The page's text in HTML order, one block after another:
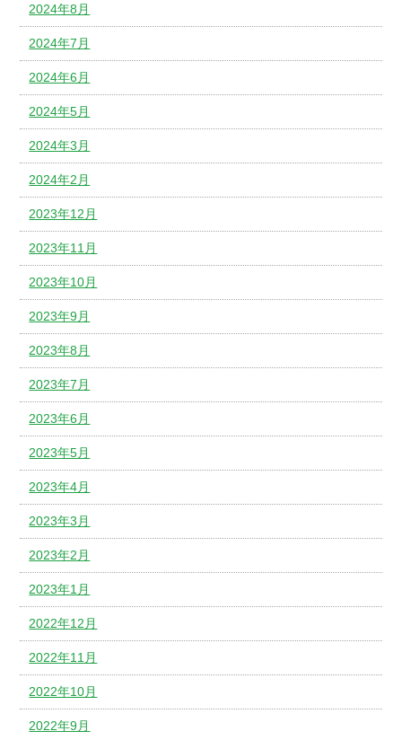
2024年8月
2024年7月
2024年6月
2024年5月
2024年3月
2024年2月
2023年12月
2023年11月
2023年10月
2023年9月
2023年8月
2023年7月
2023年6月
2023年5月
2023年4月
2023年3月
2023年2月
2023年1月
2022年12月
2022年11月
2022年10月
2022年9月